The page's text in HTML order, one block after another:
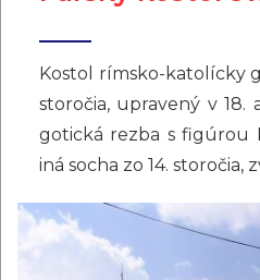
Kostol rímsko-katolícky
storočia, upravený v 18.
gotická rezba s figúrou
iná socha zo 14. storočia,